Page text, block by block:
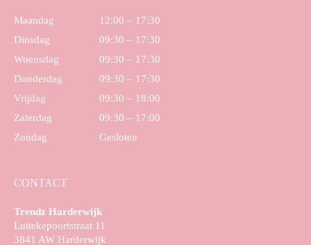
Maandag
12:00 – 17:30
Dinsdag
09:30 – 17:30
Woensdag
09:30 – 17:30
Donderdag
09:30 – 17:30
Vrijdag
09:30 – 18:00
Zaterdag
09:30 – 17:00
Zondag
Gesloten
CONTACT
Trendz Harderwijk
Luttekepoortstraat 11
3841 AW Harderwijk